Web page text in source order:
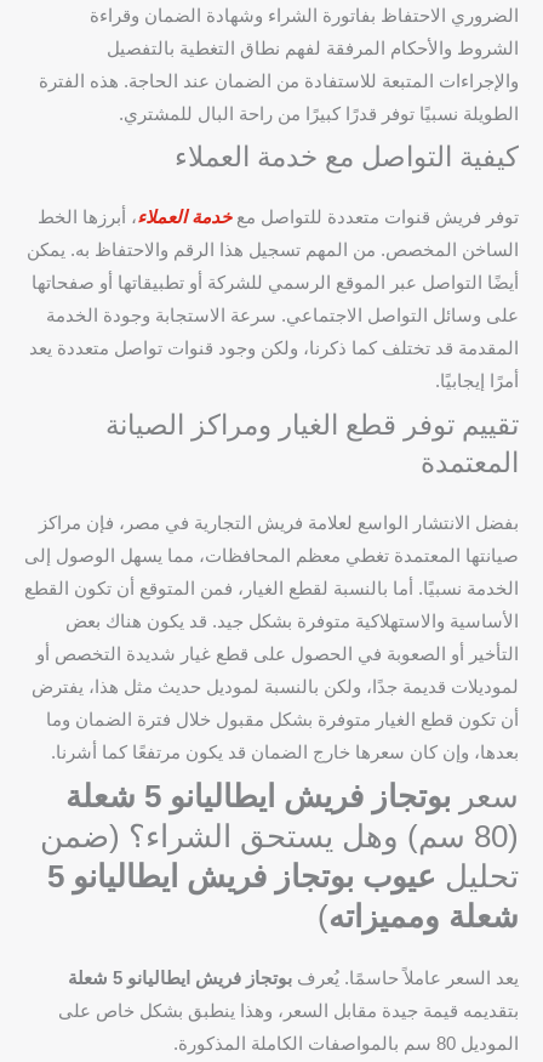
الضروري الاحتفاظ بفاتورة الشراء وشهادة الضمان وقراءة
الشروط والأحكام المرفقة لفهم نطاق التغطية بالتفصيل
والإجراءات المتبعة للاستفادة من الضمان عند الحاجة. هذه الفترة
الطويلة نسبيًا توفر قدرًا كبيرًا من راحة البال للمشتري.
كيفية التواصل مع خدمة العملاء
توفر فريش قنوات متعددة للتواصل مع خدمة العملاء، أبرزها الخط
الساخن المخصص. من المهم تسجيل هذا الرقم والاحتفاظ به. يمكن
أيضًا التواصل عبر الموقع الرسمي للشركة أو تطبيقاتها أو صفحاتها
على وسائل التواصل الاجتماعي. سرعة الاستجابة وجودة الخدمة
المقدمة قد تختلف كما ذكرنا، ولكن وجود قنوات تواصل متعددة يعد
أمرًا إيجابيًا.
تقييم توفر قطع الغيار ومراكز الصيانة
المعتمدة
بفضل الانتشار الواسع لعلامة فريش التجارية في مصر، فإن مراكز
صيانتها المعتمدة تغطي معظم المحافظات، مما يسهل الوصول إلى
الخدمة نسبيًا. أما بالنسبة لقطع الغيار، فمن المتوقع أن تكون القطع
الأساسية والاستهلاكية متوفرة بشكل جيد. قد يكون هناك بعض
التأخير أو الصعوبة في الحصول على قطع غيار شديدة التخصص أو
لموديلات قديمة جدًا، ولكن بالنسبة لموديل حديث مثل هذا، يفترض
أن تكون قطع الغيار متوفرة بشكل مقبول خلال فترة الضمان وما
بعدها، وإن كان سعرها خارج الضمان قد يكون مرتفعًا كما أشرنا.
سعر بوتجاز فريش ايطاليانو 5 شعلة
(80 سم) وهل يستحق الشراء؟ (ضمن
تحليل
عيوب بوتجاز فريش ايطاليانو 5
شعلة ومميزاته)
يعد السعر عاملاً حاسمًا. يُعرف بوتجاز فريش ايطاليانو 5 شعلة
بتقديمه قيمة جيدة مقابل السعر، وهذا ينطبق بشكل خاص على
الموديل 80 سم بالمواصفات الكاملة المذكورة.